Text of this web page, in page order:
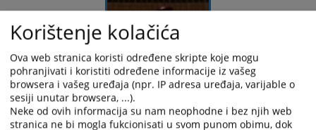
Dana 21.05.2026. godine Osnovni sud u Bijeljini je potvrdio
optužnicu Okružnog javnog tužilaštva u Bijeljini broj T14 0 KT
0033234 23 protiv M. H., zbog krivičnog djela – Teška krađa iz
Korištenje kolačića
Ova web stranica koristi određene skripte koje mogu
pohranjivati i koristiti određene informacije iz vašeg
browsera i vašeg uređaja (npr. IP adresa uređaja, varijable o
sesiji unutar browsera, ...).
Neke od ovih informacija su nam neophodne i bez njih web
stranica ne bi mogla fukcionisati u svom punom obimu, dok